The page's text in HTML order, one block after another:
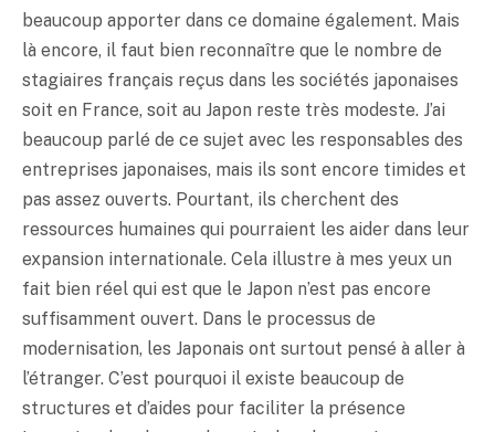
beaucoup apporter dans ce domaine également. Mais
là encore, il faut bien reconnaître que le nombre de
stagiaires français reçus dans les sociétés japonaises
soit en France, soit au Japon reste très modeste. J’ai
beaucoup parlé de ce sujet avec les responsables des
entreprises japonaises, mais ils sont encore timides et
pas assez ouverts. Pourtant, ils cherchent des
ressources humaines qui pourraient les aider dans leur
expansion internationale. Cela illustre à mes yeux un
fait bien réel qui est que le Japon n’est pas encore
suffisamment ouvert. Dans le processus de
modernisation, les Japonais ont surtout pensé à aller à
l’étranger. C’est pourquoi il existe beaucoup de
structures et d’aides pour faciliter la présence